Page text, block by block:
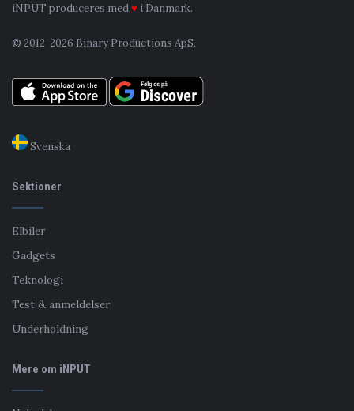
iNPUT produceres med♥ i Danmark.
© 2012-2026 Binary Productions ApS.
Svenska
Sektioner
Elbiler
Gadgets
Teknologi
Test & anmeldelser
Underholdning
Mere om iNPUT